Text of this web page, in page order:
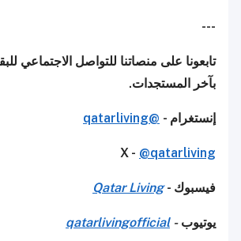
---
تابعونا على منصاتنا للتواصل الاجتماعي
بآخر المستجدات.
إنستغرام - @qatarliving
X - @qatarliving
فيسبوك -Qatar Living
يوتيوب-
qatarlivingofficial